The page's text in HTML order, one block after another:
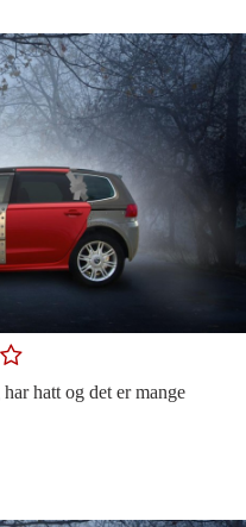
hatt og det er mange